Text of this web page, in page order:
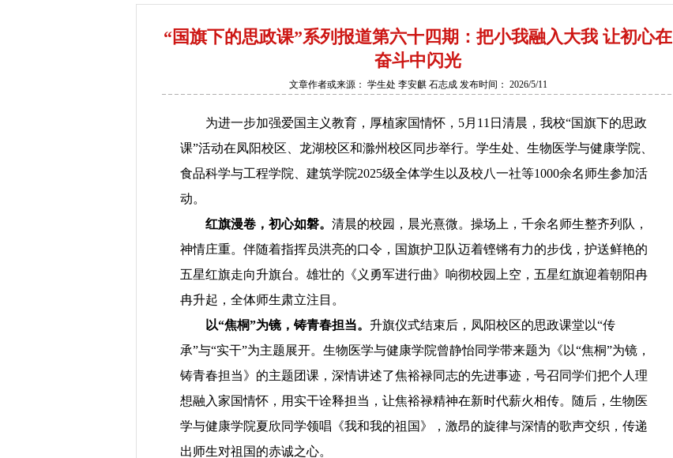
“国旗下的思政课”系列报道第六十四期：把小我融入大我 让初心在
奋斗中闪光
文章作者或来源： 学生处 李安麒 石志成发布时间： 2026/5/11
为进一步加强爱国主义教育，厚植家国情怀， 5月11日清晨，我校“国旗下的思政
课”活动在凤阳校区、龙湖校区和滁州校区同步举行。学生处、生物医学与健康学院、
食品科学与工程学院、建筑学院2025级全体学生以及校八一社等1000余名师生参加活
动。
红旗漫卷，初心如磐。清晨的校园，晨光熹微。操场上，千余名师生整齐列队，
神情庄重。伴随着指挥员洪亮的口令，国旗护卫队迈着铿锵有力的步伐，护送鲜艳的
五星红旗走向升旗台。雄壮的《义勇军进行曲》响彻校园上空，五星红旗迎着朝阳冉
冉升起，全体师生肃立注目。
以“焦桐”为镜，铸青春担当。 升旗仪式结束后，凤阳校区的思政课堂以“传
承”与“实干”为主题展开。 生物医学与健康学院曾静怡同学带来题为《以“焦桐”为镜，
铸青春担当》的主题团课，深情讲述了焦裕禄同志的先进事迹，号召同学们把个人理
想融入家国情怀，用实干诠释担当，让焦裕禄精神在新时代薪火相传。随后，生物医
学与健康学院夏欣同学领唱《我和我的祖国》，激昂的旋律与深情的歌声交织，传递
出师生对祖国的赤诚之心。